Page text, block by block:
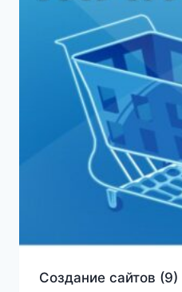
Создание сайтов (9)